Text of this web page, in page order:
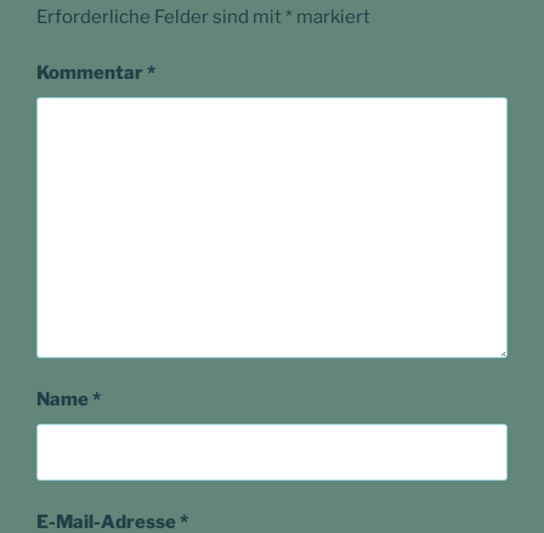
Erforderliche Felder sind mit * markiert
Kommentar *
Name*
E-Mail-Adresse*